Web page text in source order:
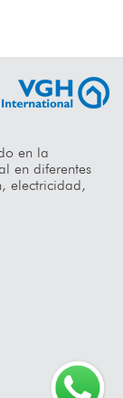
en la
en diferentes
electricidad,